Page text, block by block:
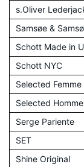
s.Oliver
Samsøe &
Schott Made in
Schott NYC
Selected Femme
Selected Homme
Serge Pariente
SET
Shine Original